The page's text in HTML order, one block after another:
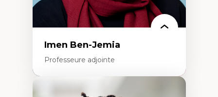
Imen Ben-Jemia
Professeure adjointe
Expertises